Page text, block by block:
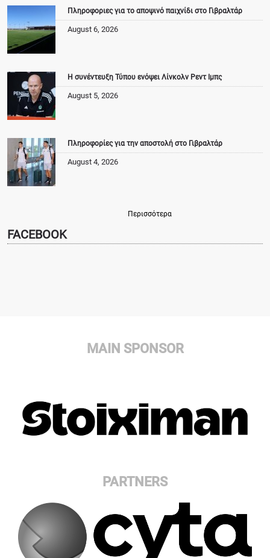
Πληροφοριες για το αποψινό παιχνίδι στο Γιβραλτάρ
August 6, 2026
Η συνέντευξη Τύπου ενόψει Λίνκολν Ρεντ Ιμπς
August 5, 2026
Πληροφορίες για την αποστολή στο Γιβραλτάρ
August 4, 2026
Περισσότερα
FACEBOOK
MAIN SPONSOR
PARTNERS